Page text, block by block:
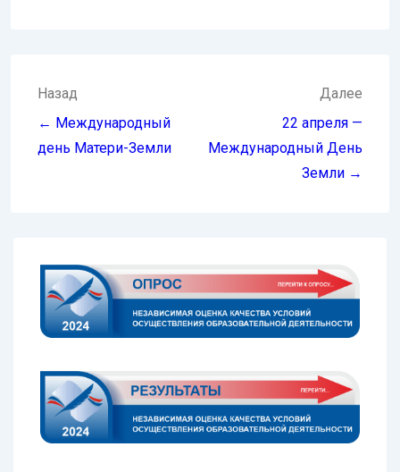
Навигация
по
записям
Назад
← Международный
день Матери-Земли
Далее
22 апреля —
Международный День
Земли →